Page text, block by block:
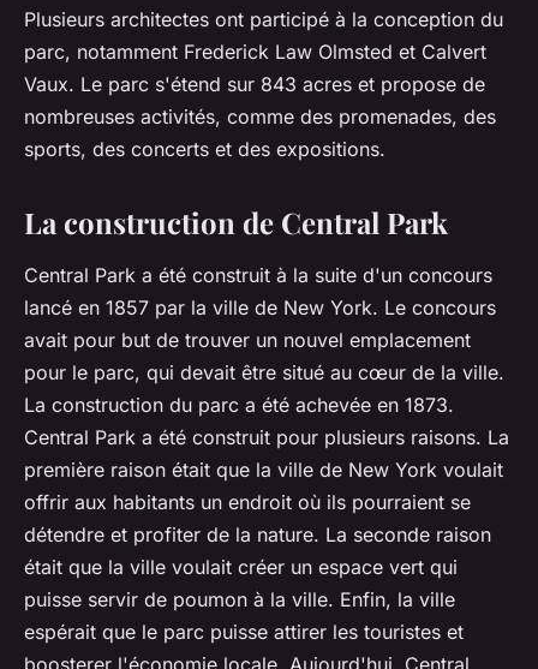
Plusieurs architectes ont participé à la conception du
parc, notamment Frederick Law Olmsted et Calvert
Vaux. Le parc s'étend sur 843 acres et propose de
nombreuses activités, comme des promenades, des
sports, des concerts et des expositions.
La construction de Central Park
Central Park a été construit à la suite d'un concours
lancé en 1857 par la ville de New York. Le concours
avait pour but de trouver un nouvel emplacement
pour le parc, qui devait être situé au cœur de la ville.
La construction du parc a été achevée en 1873.
Central Park a été construit pour plusieurs raisons. La
première raison était que la ville de New York voulait
offrir aux habitants un endroit où ils pourraient se
détendre et profiter de la nature. La seconde raison
était que la ville voulait créer un espace vert qui
puisse servir de poumon à la ville. Enfin, la ville
espérait que le parc puisse attirer les touristes et
boosterer l'économie locale. Aujourd'hui, Central